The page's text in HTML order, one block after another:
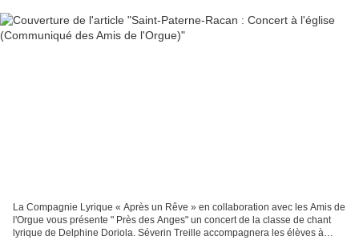
La Compagnie Lyrique « Après un Rêve » en collaboration avec les Amis de
l'Orgue vous présente " Près des Anges" un concert de la classe de chant
lyrique de Delphine Doriola. Séverin Treille accompagnera les élèves à